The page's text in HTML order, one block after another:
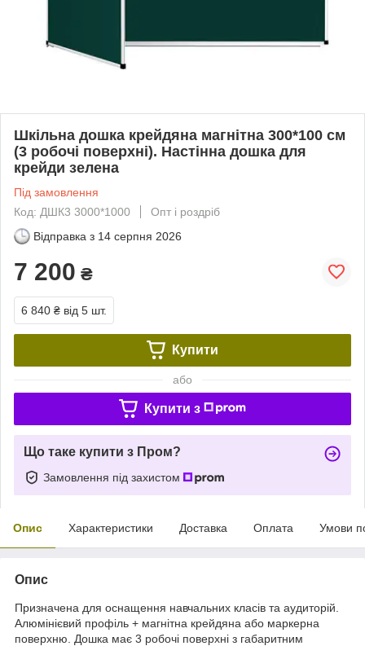
Шкільна дошка крейдяна магнітна 300*100 см
(3 робочі поверхні). Настінна дошка для
крейди зелена
Під замовлення
Код: ДШК3 3000*1000
Опт і роздріб
Відправка з 14 серпня 2026
7 200 ₴
6 840 ₴ від 5 шт.
Купити
або
Купити з
Що таке купити з Пром?
Замовлення під захистом
Опис Характеристики Доставка Оплата Умови
Опис
Призначена для оснащення навчальних класів та аудиторій.
Алюмінієвий профіль + магнітна крейдяна або маркерна
поверхню. Дошка має 3 робочі поверхні з габаритним